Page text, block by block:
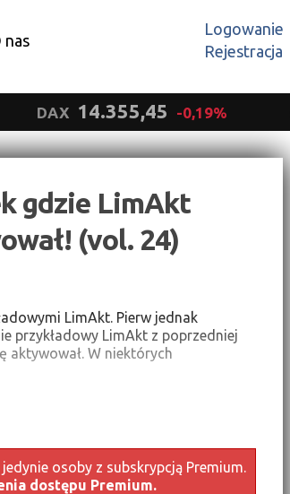
nas
Logowanie
Rejestracja
DAX 14.355,45 -0,19%
gdzie LimAkt
(vol. 24)
LimAkt. Pierw jednak
przykładowy LimAkt z poprzedniej
aktywował. W niektórych
osoby z subskrypcją Premium.
dostępu Premium.